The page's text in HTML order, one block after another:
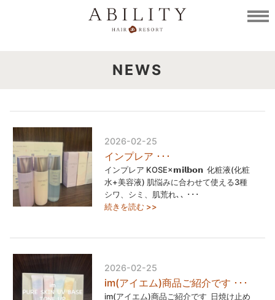
NEWS
2026-02-25
インプレア ･･･
インプレア KOSE×𝗺𝗶𝗹𝗯𝗼𝗻 ⁡ 化粧液(化粧
水+美容液) 肌悩みに合わせて使える3種 ⁡
シワ、シミ、肌荒れ､､ ･･･
続きを読む >>
2026-02-25
im(アイエム)商品ご紹介です ･･･
im(アイエム)商品ご紹介です ⁡ 日焼け止め